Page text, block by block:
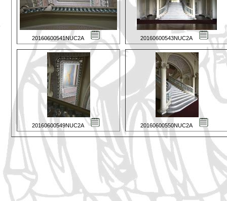
20160600541NUC2A 20160600543NUC2A
20160600549NUC2A 20160600550NUC2A